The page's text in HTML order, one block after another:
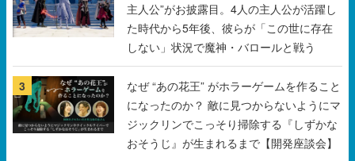
主人公”がお披露目。4人の主人公が活躍し
た時代から5年後、彼らが「この世に存在
しない」状況で魔神・バロールと戦う
3
なぜ “あの花王” がホラーゲームを作ること
になったのか？ 敵に見つからないようにマ
ジックリンでこっそり掃除する『しずかな
おそうじ』が生まれるまで【開発座談会】